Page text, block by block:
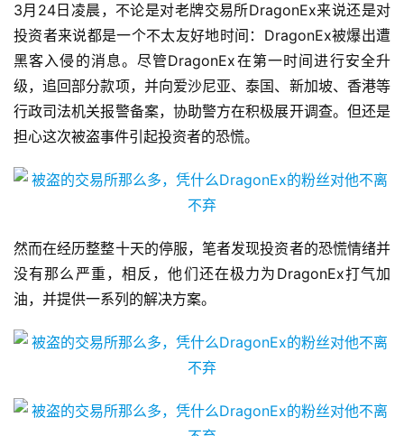
3月24日凌晨，不论是对老牌交易所DragonEx来说还是对
投资者来说都是一个不太友好地时间：DragonEx被爆出遭
黑客入侵的消息。尽管DragonEx在第一时间进行安全升
级，追回部分款项，并向爱沙尼亚、泰国、新加坡、香港等
行政司法机关报警备案，协助警方在积极展开调查。但还是
担心这次被盗事件引起投资者的恐慌。
然而在经历整整十天的停服，笔者发现投资者的恐慌情绪并
没有那么严重，相反，他们还在极力为DragonEx打气加
油，并提供一系列的解决方案。